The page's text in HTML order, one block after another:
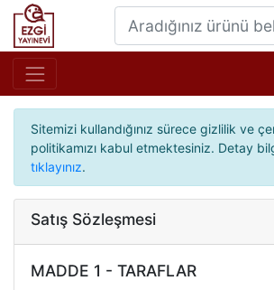
Sitemizi kullandığınız sürece gizlilik ve
politikamızı kabul etmektesiniz. Detay
tıklayınız.
Satış Sözleşmesi
MADDE 1 - TARAFLAR